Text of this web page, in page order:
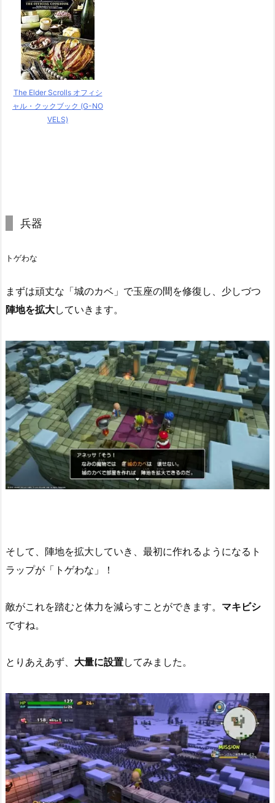
The Elder Scrolls オフィシ
ャル・クックブック (G-NO
VELS)
兵器
トゲわな
まずは頑丈な「城のカベ」で玉座の間を修復し、少しづつ
陣地を拡大していきます。
そして、陣地を拡大していき、最初に作れるようになるト
ラップが「トゲわな」！
敵がこれを踏むと体力を減らすことができます。 マキビシ
ですね。
とりあえあず、 大量に設置してみました。